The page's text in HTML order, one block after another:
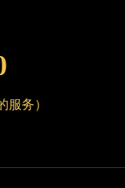
东胜区伊金霍洛街腕表
沁区明仁大街腕表时光
宁区恩和大街腕表时光
服务）